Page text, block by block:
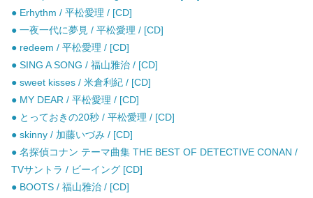
● Erhythm / 平松愛理 / [CD]
● 一夜一代に夢見 / 平松愛理 / [CD]
● redeem / 平松愛理 / [CD]
● SING A SONG / 福山雅治 / [CD]
● sweet kisses / 米倉利紀 / [CD]
● MY DEAR / 平松愛理 / [CD]
● とっておきの20秒 / 平松愛理 / [CD]
● skinny / 加藤いづみ / [CD]
● 名探偵コナン テーマ曲集 THE BEST OF DETECTIVE CONAN /
TVサントラ / ビーイング [CD]
● BOOTS / 福山雅治 / [CD]